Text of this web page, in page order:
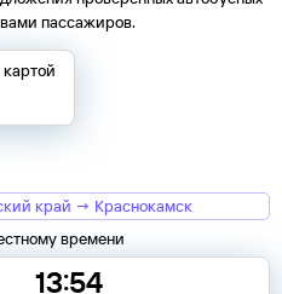
пассажиров.
картой
край → Краснокамск
времени
13:54